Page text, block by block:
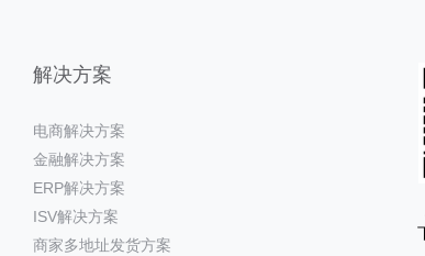
解决方案
电商解决方案
金融解决方案
ERP解决方案
ISV解决方案
商家多地址发货方案